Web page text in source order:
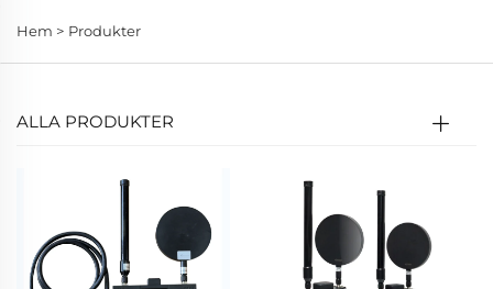
Hem > Produkter
ALLA PRODUKTER